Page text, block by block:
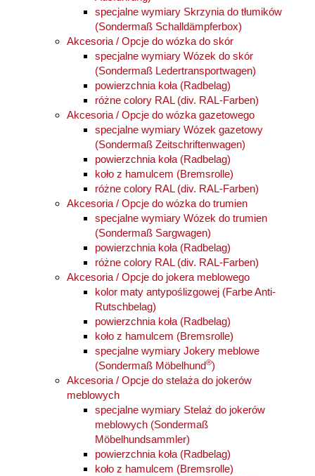
specjalne wymiary Skrzynia do tłumików
(Sondermaß Schalldämpferbox)
Akcesoria / Opcje do wózka do skór
specjalne wymiary Wózek do skór
(Sondermaß Ledertransportwagen)
powierzchnia koła (Radbelag)
różne colory RAL (div. RAL-Farben)
Akcesoria / Opcje do wózka gazetowego
specjalne wymiary Wózek gazetowy
(Sondermaß Zeitschriftenwagen)
powierzchnia koła (Radbelag)
koło z hamulcem (Bremsrolle)
różne colory RAL (div. RAL-Farben)
Akcesoria / Opcje do wózka do trumien
specjalne wymiary Wózek do trumien
(Sondermaß Sargwagen)
powierzchnia koła (Radbelag)
różne colory RAL (div. RAL-Farben)
Akcesoria / Opcje do jokera meblowego
kolor maty antypoślizgowej (Farbe Anti-
Rutschbelag)
powierzchnia koła (Radbelag)
koło z hamulcem (Bremsrolle)
specjalne wymiary Jokery meblowe
(Sondermaß Möbelhund®)
Akcesoria / Opcje do stelaża do jokerów
meblowych
specjalne wymiary Stelaż do jokerów
meblowych (Sondermaß
Möbelhundsammler)
powierzchnia koła (Radbelag)
koło z hamulcem (Bremsrolle)